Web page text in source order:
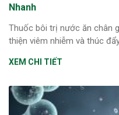
Nhanh
Thuốc bôi trị nước ăn chân
thiện viêm nhiễm và thúc
XEM CHI TIẾT